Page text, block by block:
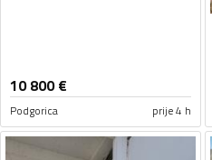
10 800€
Podgorica prije 4 h